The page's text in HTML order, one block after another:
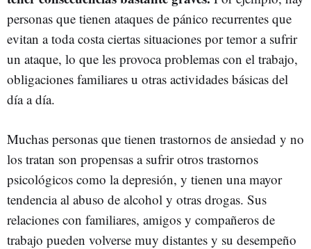
personas que tienen ataques de pánico recurrentes que
evitan a toda costa ciertas situaciones por temor a sufrir
un ataque, lo que les provoca problemas con el trabajo,
obligaciones familiares u otras actividades básicas del
día a día.
Muchas personas que tienen trastornos de ansiedad y no
los tratan son propensas a sufrir otros trastornos
psicológicos como la depresión, y tienen una mayor
tendencia al abuso de alcohol y otras drogas. Sus
relaciones con familiares, amigos y compañeros de
trabajo pueden volverse muy distantes y su desempeño